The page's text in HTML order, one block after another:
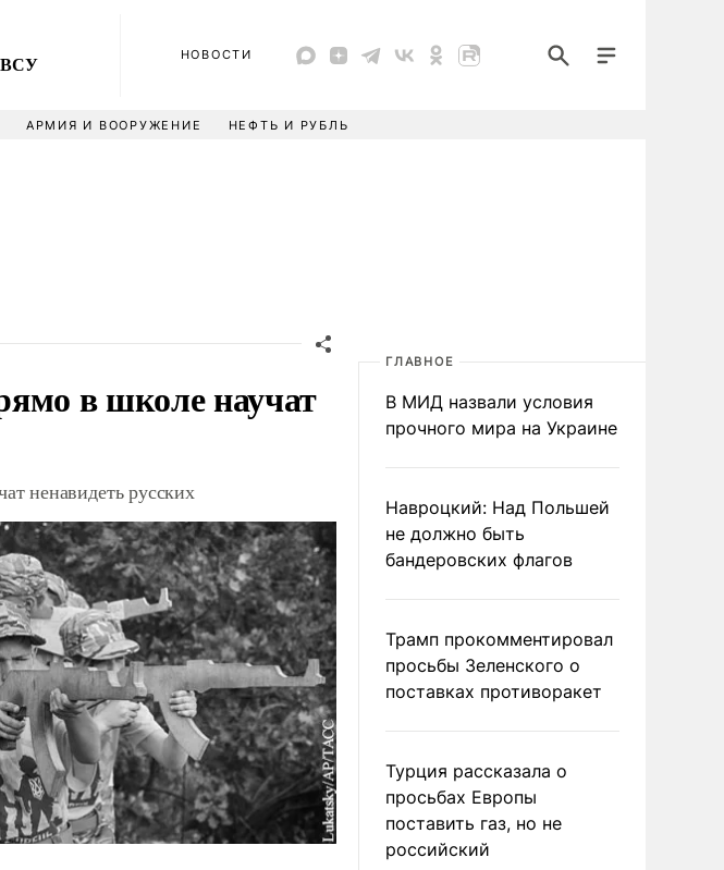
ВСУ НОВОСТИ
АРМИЯ И ВООРУЖЕНИЕ НЕФТЬ И РУБЛЬ
в школе научат
ненавидеть русских
ГЛАВНОЕ
В МИД назвали условия
прочного мира на Украине
Навроцкий: Над Польшей
не должно быть
бандеровских флагов
Трамп прокомментировал
просьбы Зеленского о
поставках противоракет
Турция рассказала о
просьбах Европы
поставить газ, но не
российский